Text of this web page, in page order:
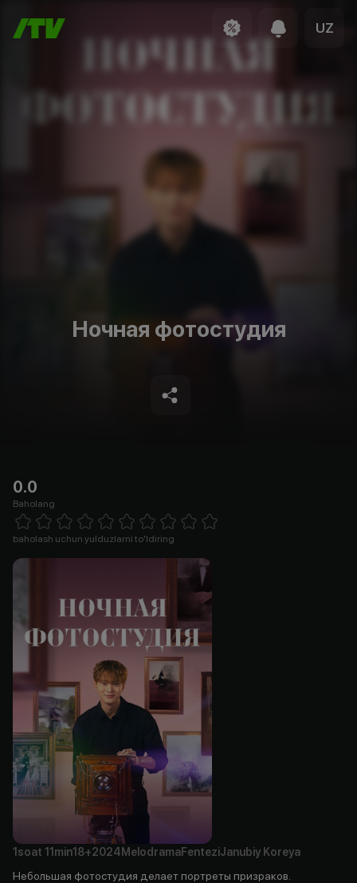
UZ
Ночная фотостудия
0.0
Baholang
1 Star 2 Stars 3 Stars 4 Stars5 Stars 6 Stars7 Stars8 Stars
baholash uchun yulduzlarni to'ldiring
1soat 11min18+2024 MelodramaFenteziJanubiy Koreya
Небольшая фотостудия делает портреты призраков.